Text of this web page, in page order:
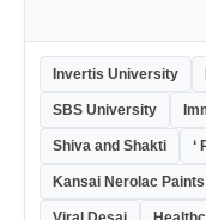
Invertis University
SBS University
Shiva and Shakti ‘
Kansai Nerolac Paints